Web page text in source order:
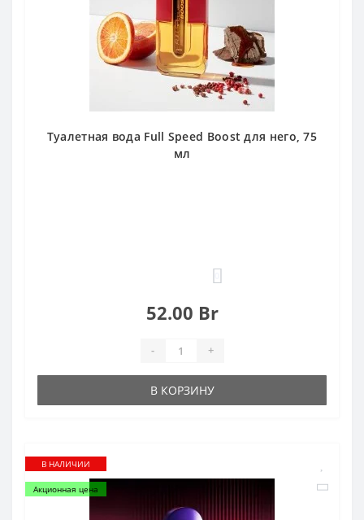
Туалетная вода Full Speed Boost для него, 75
мл
52.00 Br
- +
В КОРЗИНУ
В НАЛИЧИИ
Акционная цена